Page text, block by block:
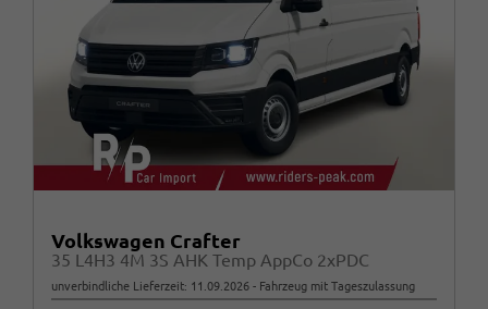
Volkswagen Crafter
35 L4H3 4M 3S AHK Temp AppCo 2xPDC
unverbindliche Lieferzeit: 11.09.2026 Fahrzeug mit Tageszulassung